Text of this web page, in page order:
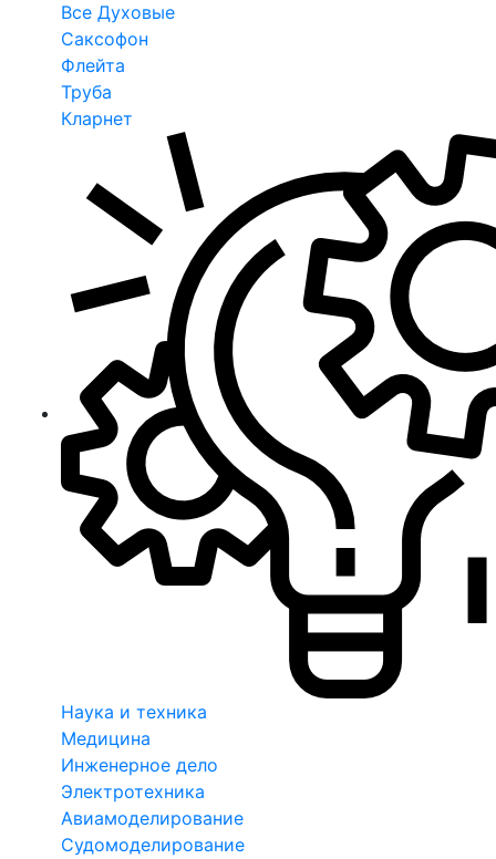
Все Духовые
Саксофон
Флейта
Труба
Кларнет
Наука и техника
Медицина
Инженерное дело
Электротехника
Авиамоделирование
Судомоделирование